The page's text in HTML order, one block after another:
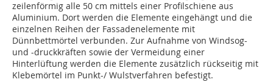
zeilenförmig alle 50 cm mittels einer Profilschiene aus
Aluminium. Dort werden die Elemente eingehängt und die
einzelnen Reihen der Fassadenelemente mit
Dünnbettmörtel verbunden. Zur Aufnahme von Windsog-
und -druckkräften sowie der Vermeidung einer
Hinterlüftung werden die Elemente zusätzlich rückseitig mit
Klebemörtel im Punkt-/ Wulstverfahren befestigt.